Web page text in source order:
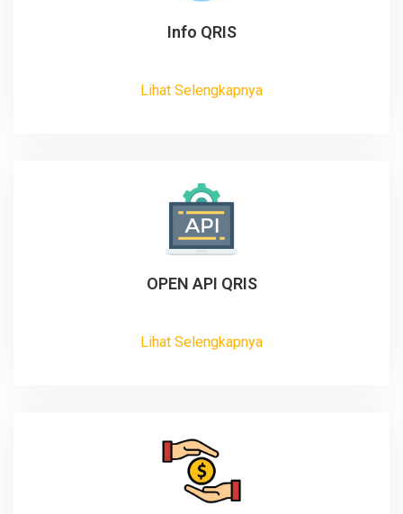
Info QRIS
Lihat Selengkapnya
OPEN API QRIS
Lihat Selengkapnya